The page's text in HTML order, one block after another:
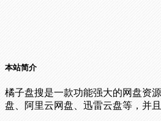
本站简介
橘子盘搜是一款功能强大的网盘资
盘、阿里云网盘、迅雷云盘等，并